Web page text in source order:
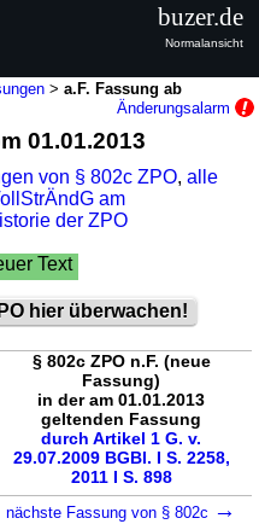
>a.F. Fassung ab
Änderungsalarm
01.01.2013
von § 802c ZPO,alle
am
der ZPO
Text
hier überwachen!
§ 802c ZPO n.F. (neue
Fassung)
in der am 01.01.2013
geltenden Fassung
durch Artikel 1 G. v.
29.07.2009 BGBl. I S. 2258,
2011 I S. 898
nächste Fassung von § 802c →
buzer.de
Normalansicht